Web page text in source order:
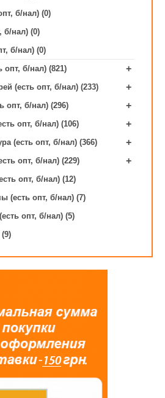
б/нал) (0)
б/нал) (0)
б/нал) (0)
опт, б/нал) (821)
+
(есть опт, б/нал) (233) +
опт, б/нал) (296) +
опт, б/нал) (106) +
(есть опт, б/нал) (366) +
опт, б/нал) (229) +
опт, б/нал) (12)
(есть опт, б/нал) (7)
опт, б/нал) (5)